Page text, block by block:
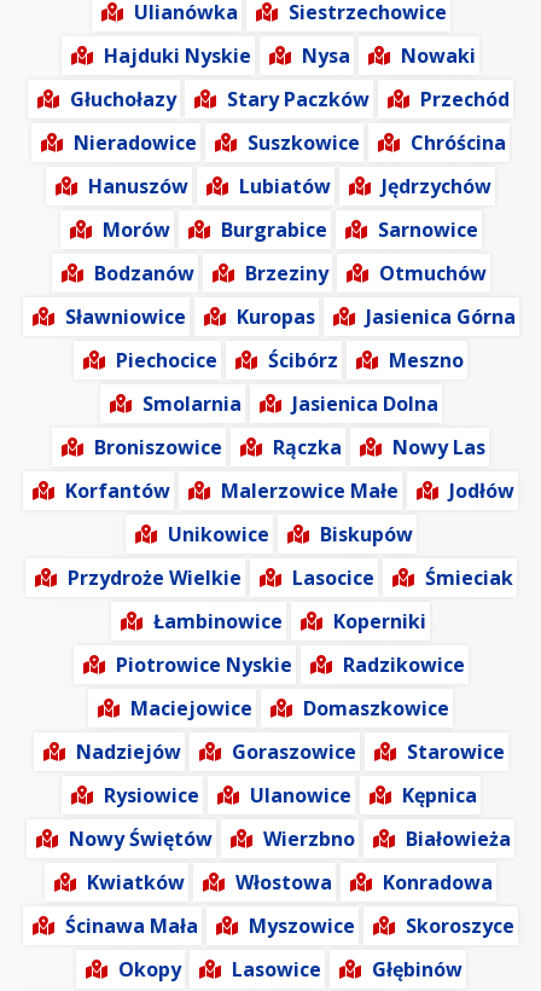
Ulianówka
Siestrzechowice
Hajduki Nyskie
Nysa
Nowaki
Głuchołazy
Stary Paczków
Przechód
Nieradowice
Suszkowice
Chróścina
Hanuszów
Lubiatów
Jędrzychów
Morów
Burgrabice
Sarnowice
Bodzanów
Brzeziny
Otmuchów
Sławniowice
Kuropas
Jasienica Górna
Piechocice
Ścibórz
Meszno
Smolarnia
Jasienica Dolna
Broniszowice
Rączka
Nowy Las
Korfantów
Malerzowice Małe
Jodłów
Unikowice
Biskupów
Przydroże Wielkie
Lasocice
Śmieciak
Łambinowice
Koperniki
Piotrowice Nyskie
Radzikowice
Maciejowice
Domaszkowice
Nadziejów
Goraszowice
Starowice
Rysiowice
Ulanowice
Kępnica
Nowy Świętów
Wierzbno
Białowieża
Kwiatków
Włostowa
Konradowa
Ścinawa Mała
Myszowice
Skoroszyce
Okopy
Lasowice
Głębinów